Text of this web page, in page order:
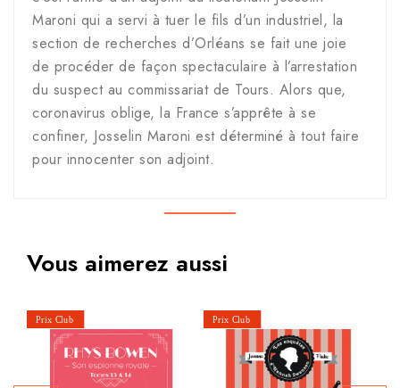
Maroni qui a servi à tuer le fils d’un industriel, la
section de recherches d’Orléans se fait une joie
de procéder de façon spectaculaire à l’arrestation
du suspect au commissariat de Tours. Alors que,
coronavirus oblige, la France s’apprête à se
confiner, Josselin Maroni est déterminé à tout faire
pour innocenter son adjoint.
Vous aimerez aussi